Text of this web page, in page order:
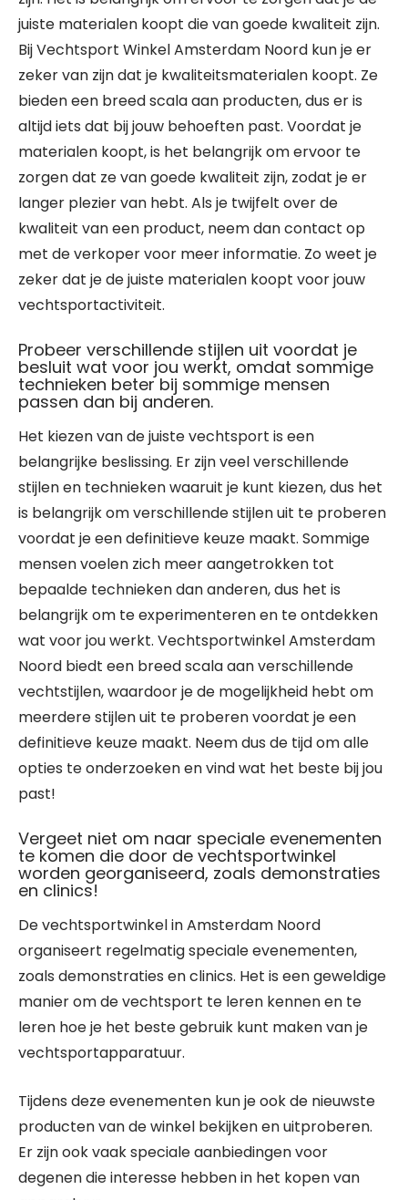
juiste materialen koopt die van goede kwaliteit zijn.
Bij Vechtsport Winkel Amsterdam Noord kun je er
zeker van zijn dat je kwaliteitsmaterialen koopt. Ze
bieden een breed scala aan producten, dus er is
altijd iets dat bij jouw behoeften past. Voordat je
materialen koopt, is het belangrijk om ervoor te
zorgen dat ze van goede kwaliteit zijn, zodat je er
langer plezier van hebt. Als je twijfelt over de
kwaliteit van een product, neem dan contact op
met de verkoper voor meer informatie. Zo weet je
zeker dat je de juiste materialen koopt voor jouw
vechtsportactiviteit.
Probeer verschillende stijlen uit voordat je
besluit wat voor jou werkt, omdat sommige
technieken beter bij sommige mensen
passen dan bij anderen.
Het kiezen van de juiste vechtsport is een
belangrijke beslissing. Er zijn veel verschillende
stijlen en technieken waaruit je kunt kiezen, dus het
is belangrijk om verschillende stijlen uit te proberen
voordat je een definitieve keuze maakt. Sommige
mensen voelen zich meer aangetrokken tot
bepaalde technieken dan anderen, dus het is
belangrijk om te experimenteren en te ontdekken
wat voor jou werkt. Vechtsportwinkel Amsterdam
Noord biedt een breed scala aan verschillende
vechtstijlen, waardoor je de mogelijkheid hebt om
meerdere stijlen uit te proberen voordat je een
definitieve keuze maakt. Neem dus de tijd om alle
opties te onderzoeken en vind wat het beste bij jou
past!
Vergeet niet om naar speciale evenementen
te komen die door de vechtsportwinkel
worden georganiseerd, zoals demonstraties
en clinics!
De vechtsportwinkel in Amsterdam Noord
organiseert regelmatig speciale evenementen,
zoals demonstraties en clinics. Het is een geweldige
manier om de vechtsport te leren kennen en te
leren hoe je het beste gebruik kunt maken van je
vechtsportapparatuur.
Tijdens deze evenementen kun je ook de nieuwste
producten van de winkel bekijken en uitproberen.
Er zijn ook vaak speciale aanbiedingen voor
degenen die interesse hebben in het kopen van